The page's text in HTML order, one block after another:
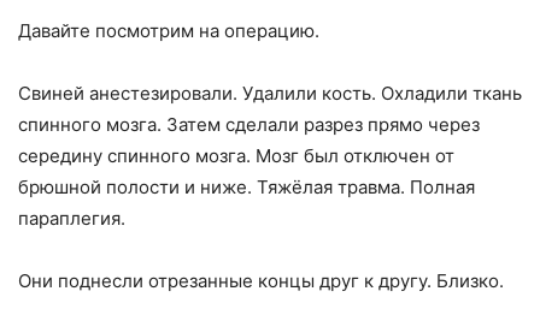
Давайте посмотрим на операцию.
Свиней анестезировали. Удалили кость. Охладили ткань
спинного мозга. Затем сделали разрез прямо через
середину спинного мозга. Мозг был отключен от
брюшной полости и ниже. Тяжёлая травма. Полная
параплегия.
Они поднесли отрезанные концы друг к другу. Близко.